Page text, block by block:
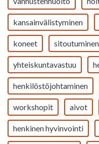
kansainvälistyminen
koneet
yhteiskuntavastuu
henkilöstöjohtaminen
workshopit aivot
henkinen hyvinvointi